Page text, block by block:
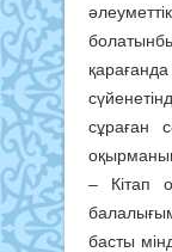
сұраған
– Кітап
басты